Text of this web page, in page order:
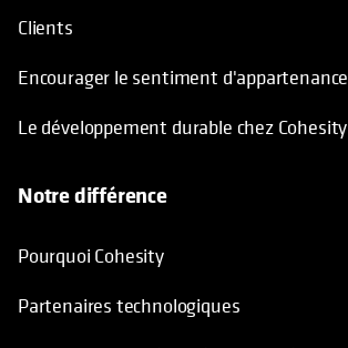
Clients
Encourager le sentiment d'appartenance
Le développement durable chez Cohesity
Notre différence
Pourquoi Cohesity
Partenaires technologiques